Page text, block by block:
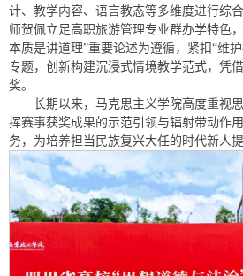
计、教学内容、语言教态等多维度进行综
师贺佩立足高职旅游管理专业群办学特色
本质是讲道理”重要论述为遵循，紧扣“维
专题，创新构建沉浸式情境教学范式，凭
奖。
长期以来，马克思主义学院高度重视
挥赛事获奖成果的示范引领与辐射带动作
务，为培养担当民族复兴大任的时代新人